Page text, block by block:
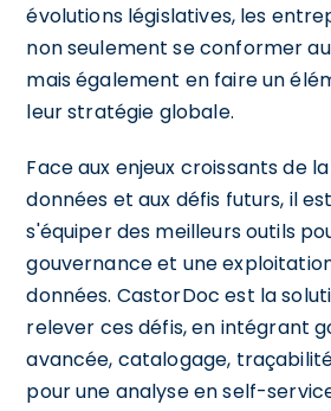
évolutions législatives, les
non seulement se conformer
mais également en faire un
leur stratégie globale.
Face aux enjeux croissants de
données et aux défis futurs, il
s'équiper des meilleurs outils
gouvernance et une
données. CastorDoc est la
relever ces défis, en intégrant
avancée, catalogage,
pour une analyse en self-